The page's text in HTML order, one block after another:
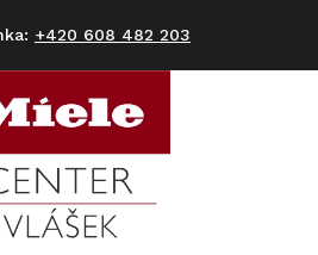
+420 608 482 203